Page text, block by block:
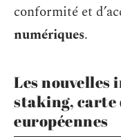
conformité et
numériques.
Les nouvelles
staking, carte
européennes